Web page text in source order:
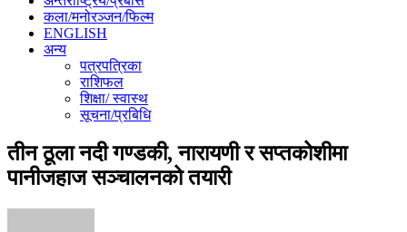
कला/मनोरञ्जन/फिल्म
ENGLISH
अन्य
पत्रपत्रिका
राशिफल
शिक्षा/ स्वास्थ
सूचना/प्रबिधि
तीन ठूला नदी गण्डकी, नारायणी र सप्तकोशीमा
पानीजहाज सञ्चालनको तयारी